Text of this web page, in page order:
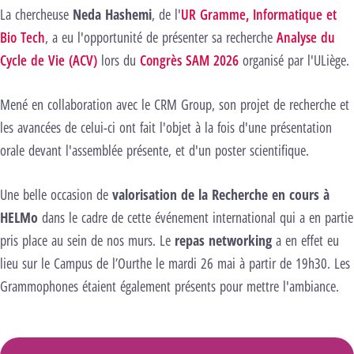
La chercheuse Neda Hashemi, de l'UR Gramme, Informatique et
Bio Tech, a eu l'opportunité de présenter sa recherche Analyse du
Cycle de Vie (ACV) lors du Congrès SAM 2026 organisé par l'ULiège.
Mené en collaboration avec le CRM Group, son projet de recherche et
les avancées de celui-ci ont fait l'objet à la fois d'une présentation
orale devant l'assemblée présente, et d'un poster scientifique.
Une belle occasion de valorisation de la Recherche en cours à
HELMo dans le cadre de cette événement international qui a en partie
pris place au sein de nos murs. Le repas networking a en effet eu
lieu sur le Campus de l’Ourthe le mardi 26 mai à partir de 19h30. Les
Grammophones étaient également présents pour mettre l'ambiance.